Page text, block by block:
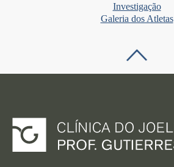
Investigação
Galeria dos Atletas